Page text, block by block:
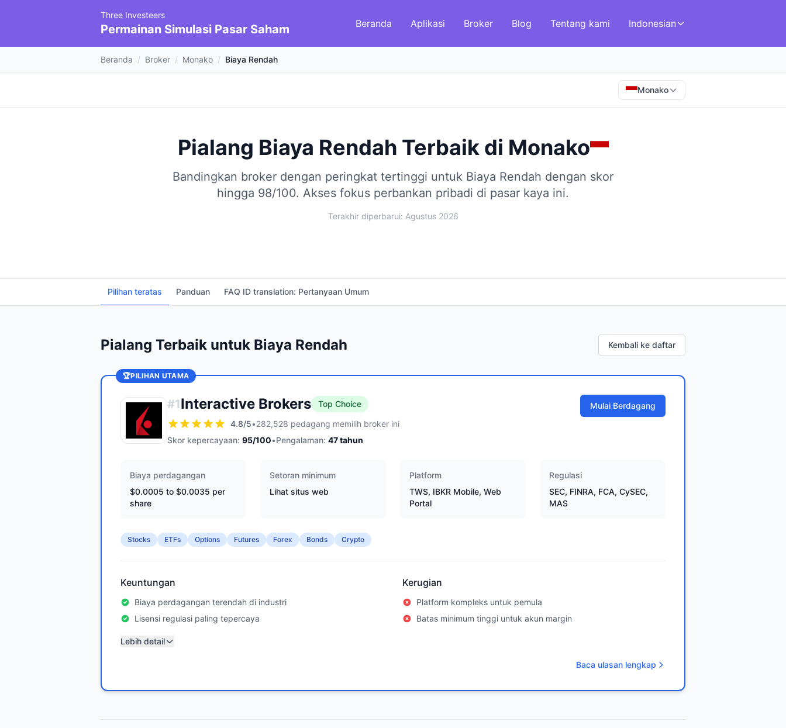
Three Investeers
Permainan Simulasi Pasar Saham Beranda Aplikasi Broker Blog Tentang kami Indonesian
Beranda / Broker / Monako / Biaya Rendah
Monako
Pialang Biaya Rendah Terbaikdi Monako
Bandingkan broker dengan peringkat tertinggi untuk Biaya Rendah dengan skor
hingga 98/100. Akses fokus perbankan pribadi di pasar kaya ini.
Terakhir diperbarui: Agustus 2026
Pilihan teratas Panduan FAQ ID translation: Pertanyaan Umum
Pialang Terbaik untuk Biaya Rendah Kembali ke daftar
🏆PILIHAN UTAMA
#1Interactive Brokers
Top Choice
4.8/5•282,528 pedagang memilih broker ini
Skor kepercayaan: 95/100•Pengalaman: 47tahun
Mulai Berdagang
Biaya perdagangan
$0.0005 to $0.0035 per
share
Setoran minimum
Lihat situs web
Platform
TWS, IBKR Mobile, Web
Portal
Regulasi
SEC, FINRA, FCA, CySEC,
MAS
Stocks ETFs Options Futures Forex Bonds Crypto
Keuntungan
Biaya perdagangan terendah di industri
Lisensi regulasi paling tepercaya
Kerugian
Platform kompleks untuk pemula
Batas minimum tinggi untuk akun margin
Lebih detail
Baca ulasan lengkap